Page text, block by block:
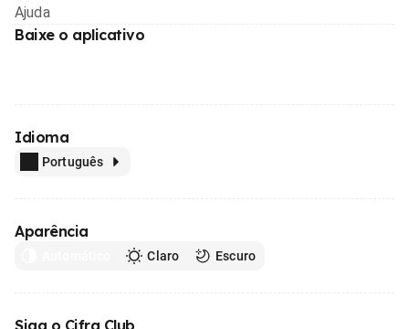
Ajuda
Baixe o aplicativo
Idioma
Português
Aparência
Claro Escuro
Siga o Cifra Club